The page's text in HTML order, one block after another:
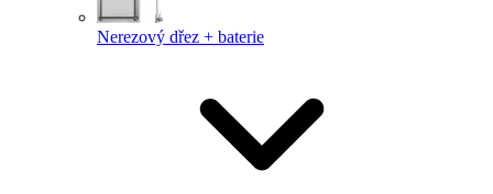
Nerezový dřez + baterie